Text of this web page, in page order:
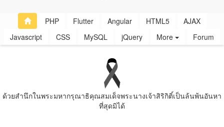
PHP Flutter Angular HTML5
AJAX
Javascript
CSS MySQL jQuery More Forum
ด้วยสํานึกในพระมหากรุณาธิคุณสมเด็จพระนางเจ้าสิริกิติ์เป็นล้นพ้นอันหา
ที่สุดมิได้